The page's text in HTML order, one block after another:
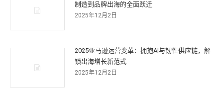
制造到品牌出海的全面跃迁
2025年12月2日
2025亚马逊运营变革：拥抱AI与韧性供应链，解
锁出海增长新范式
2025年12月2日